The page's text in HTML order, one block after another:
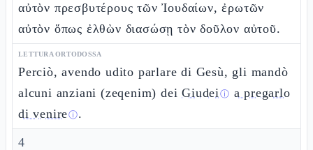
αὐτὸν πρεσβυτέρους τῶν Ἰουδαίων, ἐρωτῶν
αὐτὸν ὅπως ἐλθὼν διασώσῃ τὸν δοῦλον αὐτοῦ.
LETTURA ORTODOSSA
Perciò, avendo udito parlare di Gesù, gli mandò
alcuni anziani (zeqenim) deiGiudeiⓘ a pregarlo
di venireⓘ.
4